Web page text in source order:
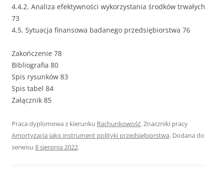
4.4.2. Analiza efektywności wykorzystania środków trwałych
73
4.5. Sytuacja finansowa badanego przedsiębiorstwa 76
Zakończenie 78
Bibliografia 80
Spis rysunków 83
Spis tabel 84
Załącznik 85
Praca dyplomowa z kierunku Rachunkowość. Znaczniki pracy
Amortyzacja jako instrument polityki przedsiębiorstwa. Dodana do
serwisu 8 sierpnia 2022.